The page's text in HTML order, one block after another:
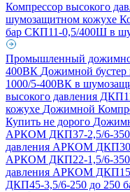
Компрессор высокого
шумозащитном кожухе
бар СКП11-0,5/400Ш в
Промышленный
400ВК Дожимной бустер
1000/5-400ВК в
высокого давления
кожухе Дожимной
Купить не дорого
АРКОМ ДКП37-2,5/6-350
давления АРКОМ
АРКОМ ДКП22-1,5/6-350
давления АРКОМ
ДКП45-3,5/6-250 до 250